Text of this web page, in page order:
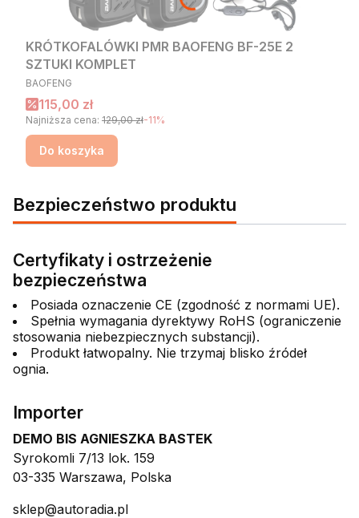
KRÓTKOFALÓWKI PMR BAOFENG BF-25E 2
SZTUKI KOMPLET
PRODUCENT
BAOFENG
Cena promocyjna
115,00 zł
Najniższa cena: 129,00 zł-11%
Do koszyka
Bezpieczeństwo produktu
Certyfikaty i ostrzeżenie
bezpieczeństwa
Posiada oznaczenie CE (zgodność z normami UE).
Spełnia wymagania dyrektywy RoHS (ograniczenie
stosowania niebezpiecznych substancji).
Produkt łatwopalny. Nie trzymaj blisko źródeł
ognia.
Importer
DEMO BIS AGNIESZKA BASTEK
Syrokomli 7/13 lok. 159
03-335 Warszawa, Polska
sklep@autoradia.pl